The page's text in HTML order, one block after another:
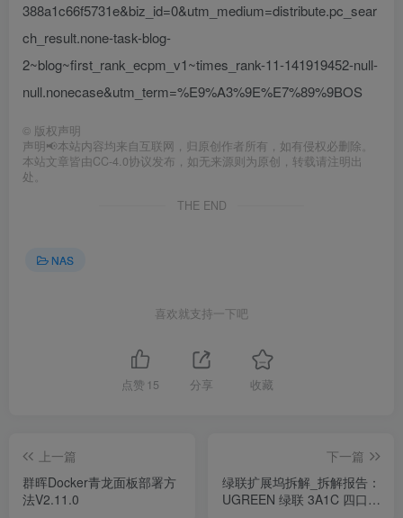
388a1c66f5731e&biz_id=0&utm_medium=distribute.pc_sear
ch_result.none-task-blog-
2~blog~first_rank_ecpm_v1~times_rank-11-141919452-null-
null.nonecase&utm_term=%E9%A3%9E%E7%89%9BOS
© 版权声明
声明📢本站内容均来自互联网，归原创作者所有，如有侵权必删除。
本站文章皆由CC-4.0协议发布，如无来源则为原创，转载请注明出
处。
THE END
NAS
喜欢就支持一下吧
点赞 15 分享 收藏
上一篇
群晖Docker青龙面板部署方
法V2.11.0
下一篇
绿联扩展坞拆解_拆解报告：
UGREEN 绿联 3A1C 四口多